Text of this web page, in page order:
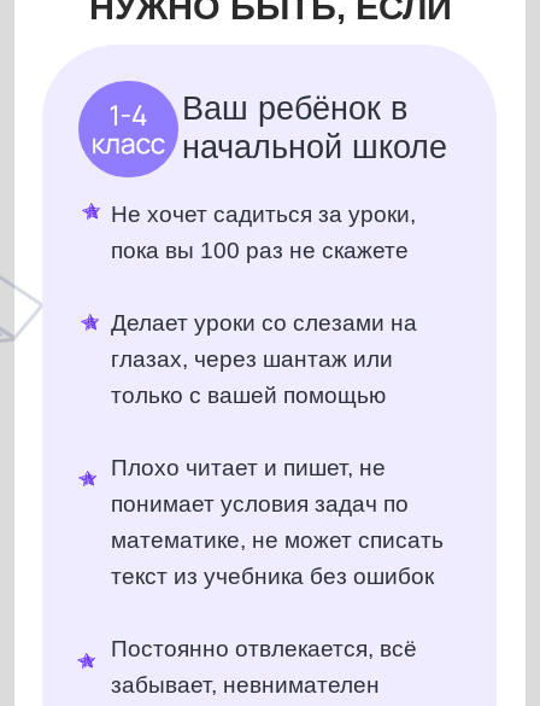
Делает уроки со слезами на
Плохо читает и пишет, не
понимает условия задач по
текст из учебника без ошибок
забывает, невнимателен
ВПР пишет на «2» и «3».
НА МАРАФОНЕ ВЫ ПОЛУЧИТЕ
ПОШАГОВЫЙ ПЛАН
Как научить ребёнка самостоятельно
делать уроки (без ваших
Как улучшить почерк, помочь ему
начать быстрее читать и запоминать